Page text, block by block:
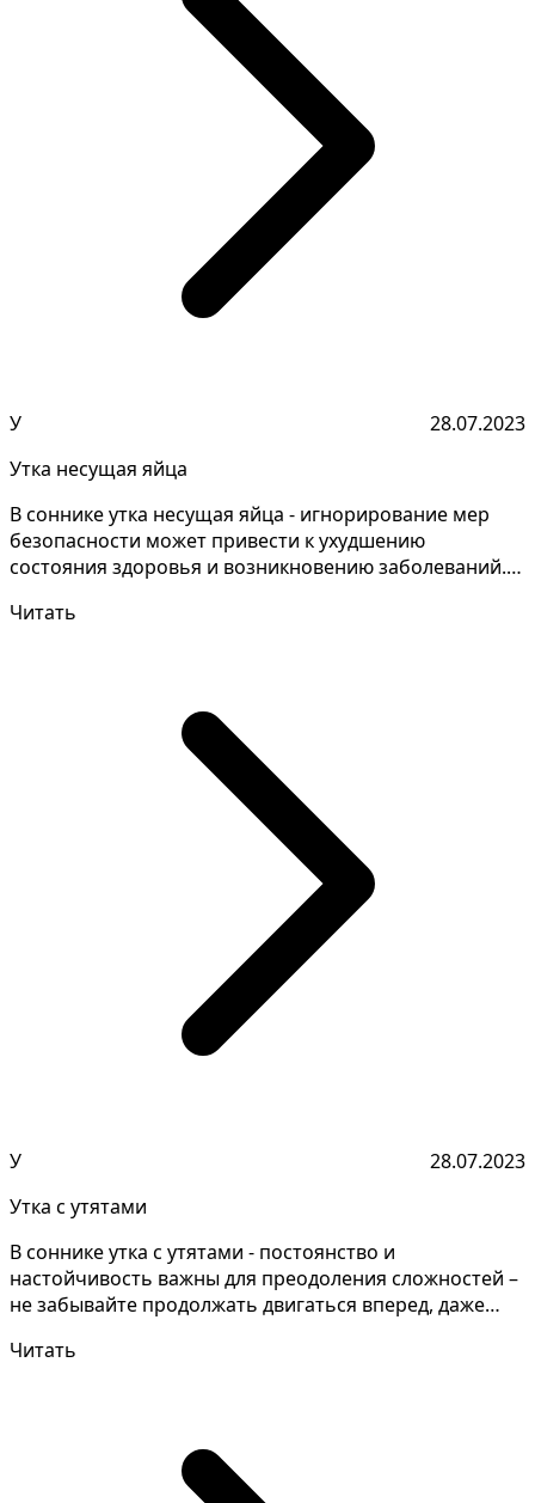
У
28.07.2023
Утка несущая яйца
В соннике утка несущая яйца - игнорирование мер
безопасности может привести к ухудшению
состояния здоровья и возникновению заболеваний.
Читать
У
28.07.2023
Утка с утятами
В соннике утка с утятами - постоянство и
настойчивость важны для преодоления сложностей –
не забывайте продолжать двигаться вперед, даже
Читать